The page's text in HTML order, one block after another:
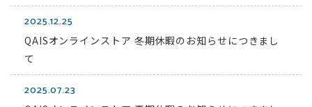
2025.12.25
QAISオンラインストア 冬期休暇のお知らせにつきまし
て
2025.07.23